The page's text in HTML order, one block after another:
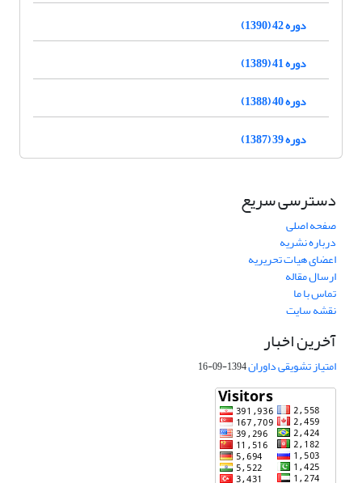
دوره 42 (1390)
دوره 41 (1389)
دوره 40 (1388)
دوره 39 (1387)
دسترسی سریع
صفحه اصلی
درباره نشریه
اعضای هیات تحریریه
ارسال مقاله
تماس با ما
نقشه سایت
آخرین اخبار
امتیاز تشویقی داوران1394-09-16